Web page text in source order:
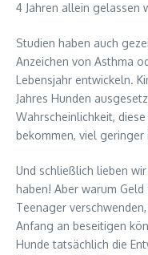
4 Jahren allein gelassen
Studien haben auch
Anzeichen von Asthma
Lebensjahr entwickeln.
Jahres Hunden
Wahrscheinlichkeit,
bekommen, viel geringer
Und schließlich lieben
haben! Aber warum
Teenager
Anfang an beseitigen
Hunde tatsächlich die